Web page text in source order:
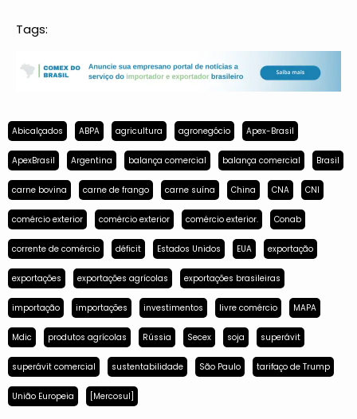
Tags:
Abicalçados ABPA agricultura agronegócio Apex-Brasil
ApexBrasil Argentina balança comercial balança comercial Brasil
carne bovina carne de frango carne suína China CNA CNI
comércio exterior comércio exterior comércio exterior. Conab
corrente de comércio déficit Estados Unidos EUA exportação
exportações exportações agrícolas exportações brasileiras
importação importações investimentos livre comércio MAPA
Mdic produtos agrícolas Rússia Secex soja superávit
superávit comercial sustentabilidade São Paulo tarifaço de Trump
União Europeia [Mercosul]